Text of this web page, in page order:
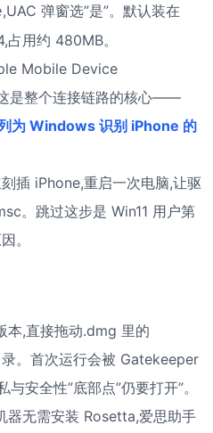
,UAC 弹窗选”是”。默认装在
用约 480MB。
Mobile Device
是整个连接链路的核心——
为 Windows 识别 iPhone 的
插 iPhone,重启一次电脑,让驱
。跳过这步是 Win11 用户第
。
本,直接拖动.dmg 里的
。首次运行会被 Gatekeeper
安全性”底部点”仍要打开”。
无需安装 Rosetta,爱思助手